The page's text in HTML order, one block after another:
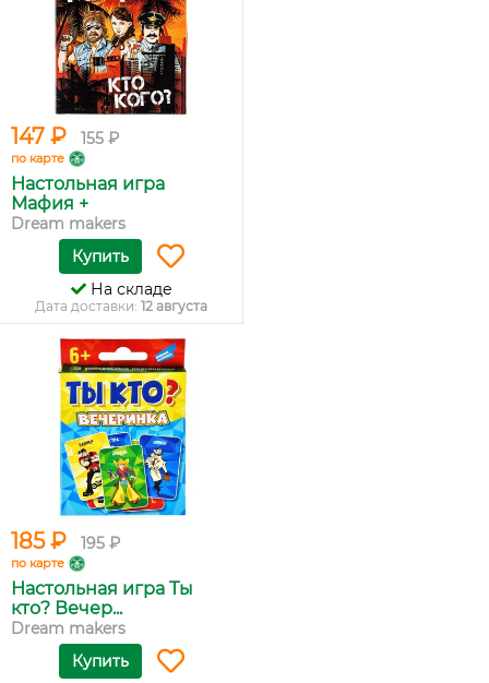
147 ₽ 155 ₽
по карте
Настольная игра
Мафия +
Dream makers
Купить
На складе
Дата доставки: 12 августа
185 ₽ 195 ₽
по карте
Настольная игра Ты
кто? Вечер...
Dream makers
Купить